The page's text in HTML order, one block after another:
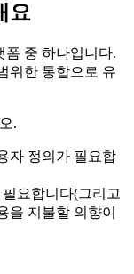
요
폼 중 하나입니다.
위한 통합으로 유
.
자 정의가 필요합
요합니다(그리고
을 지불할 의향이